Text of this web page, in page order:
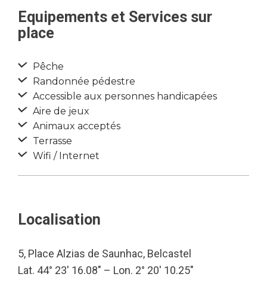
Equipements et Services sur
place
Pêche
Randonnée pédestre
Accessible aux personnes handicapées
Aire de jeux
Animaux acceptés
Terrasse
Wifi / Internet
Localisation
5, Place Alzias de Saunhac, Belcastel
Lat. 44° 23′ 16.08″ – Lon. 2° 20′ 10.25″